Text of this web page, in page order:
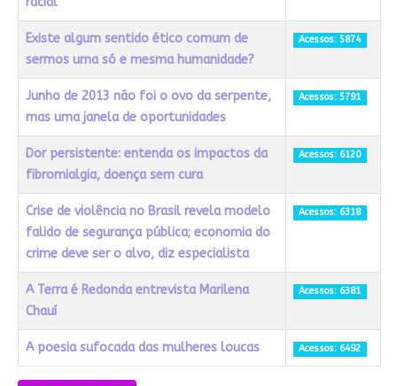
Existe algum sentido ético comum de
sermos uma só e mesma humanidade?
Acessos: 5874
Junho de 2013 não foi o ovo da serpente,
mas uma janela de oportunidades
Acessos: 5791
Dor persistente: entenda os impactos da
fibromialgia, doença sem cura
Acessos: 6120
Crise de violência no Brasil revela modelo
falido de segurança pública; economia do
crime deve ser o alvo, diz especialista
Acessos: 6318
A Terra é Redonda entrevista Marilena
Chauí
Acessos: 6381
A poesia sufocada das mulheres loucas Acessos: 6492